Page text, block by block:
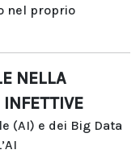
nel proprio
NELLA
(AI) e dei Big Data